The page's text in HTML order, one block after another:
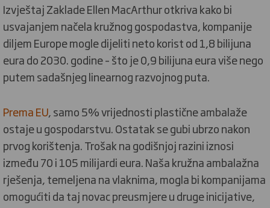
Izvještaj Zaklade Ellen MacArthur otkriva kako bi
usvajanjem načela kružnog gospodastva, kompanije
diljem Europe mogle dijeliti neto korist od 1,8 bilijuna
eura do 2030. godine – što je 0,9 bilijuna eura više nego
putem sadašnjeg linearnog razvojnog puta.
Prema EU, samo 5% vrijednosti plastične ambalaže
ostaje u gospodarstvu. Ostatak se gubi ubrzo nakon
prvog korištenja. Trošak na godišnjoj razini iznosi
između 70 i 105 milijardi eura. Naša kružna ambalažna
rješenja, temeljena na vlaknima, mogla bi kompanijama
omogućiti da taj novac preusmjere u druge inicijative,